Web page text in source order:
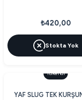
₺420,00
Stokta Yok
Tükendi
YAF SLUG TEK